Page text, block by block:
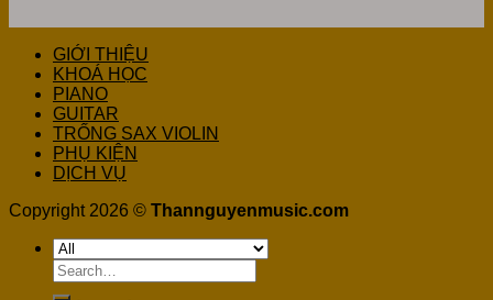
GIỚI THIỆU
KHOÁ HỌC
PIANO
GUITAR
TRỐNG SAX VIOLIN
PHỤ KIỆN
DỊCH VỤ
Copyright 2026 © Thannguyenmusic.com
Search
for: